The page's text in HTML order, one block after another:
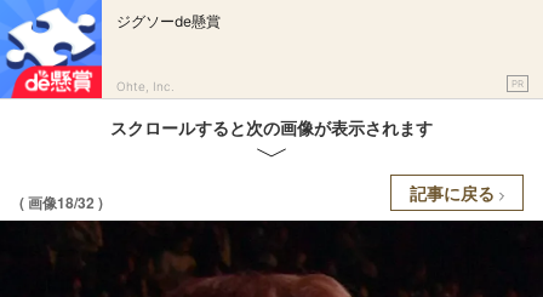
ジグソーde懸賞
Ohte, Inc. PR
スクロールすると次の画像が表示されます
( 画像18/32 ) 記事に戻る